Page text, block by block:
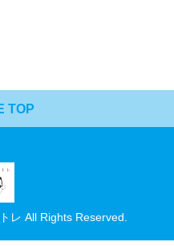
TOP
レ All Rights Reserved.